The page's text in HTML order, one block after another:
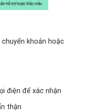
chuyển khoản hoặc
điện để xác nhận
thận